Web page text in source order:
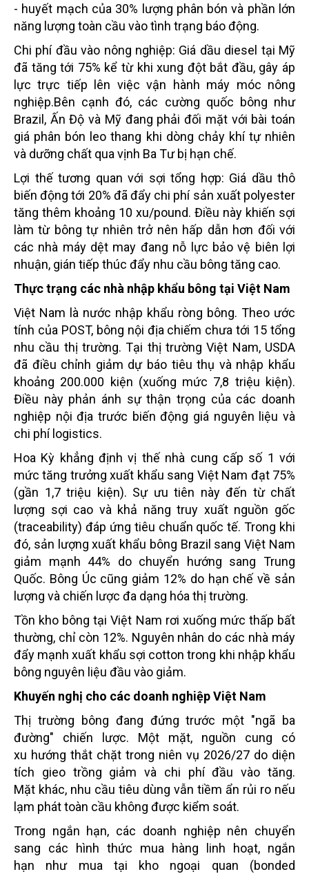
- huyết mạch của 30% lượng phân bón và phần lớn
năng lượng toàn cầu vào tình trạng báo động.
Chi phí đầu vào nông nghiệp: Giá dầu diesel tại Mỹ
đã tăng tới 75% kể từ khi xung đột bắt đầu, gây áp
lực trực tiếp lên việc vận hành máy móc nông
nghiệp.Bên cạnh đó, các cường quốc bông như
Brazil, Ấn Độ và Mỹ đang phải đối mặt với bài toán
giá phân bón leo thang khi dòng chảy khí tự nhiên
và dưỡng chất qua vịnh Ba Tư bị hạn chế.
Lợi thế tương quan với sợi tổng hợp: Giá dầu thô
biến động tới 20% đã đẩy chi phí sản xuất polyester
tăng thêm khoảng 10 xu/pound. Điều này khiến sợi
làm từ bông tự nhiên trở nên hấp dẫn hơn đối với
các nhà máy dệt may đang nỗ lực bảo vệ biên lợi
nhuận, gián tiếp thúc đẩy nhu cầu bông tăng cao.
Thực trạng các nhà nhập khẩu bông tại Việt Nam
Việt Nam là nước nhập khẩu ròng bông. Theo ước
tính của POST, bông nội địa chiếm chưa tới 15 tổng
nhu cầu thị trường. Tại thị trường Việt Nam, USDA
đã điều chỉnh giảm dự báo tiêu thụ và nhập khẩu
khoảng 200.000 kiện (xuống mức 7,8 triệu kiện).
Điều này phản ánh sự thận trọng của các doanh
nghiệp nội địa trước biến động giá nguyên liệu và
chi phí logistics.
Hoa Kỳ khẳng định vị thế nhà cung cấp số 1 với
mức tăng trưởng xuất khẩu sang Việt Nam đạt 75%
(gần 1,7 triệu kiện). Sự ưu tiên này đến từ chất
lượng sợi cao và khả năng truy xuất nguồn gốc
(traceability) đáp ứng tiêu chuẩn quốc tế. Trong khi
đó, sản lượng xuất khẩu bông Brazil sang Việt Nam
giảm mạnh 44% do chuyển hướng sang Trung
Quốc. Bông Úc cũng giảm 12% do hạn chế về sản
lượng và chiến lược đa dạng hóa thị trường.
Tồn kho bông tại Việt Nam rơi xuống mức thấp bất
thường, chỉ còn 12%. Nguyên nhân do các nhà máy
đẩy mạnh xuất khẩu sợi cotton trong khi nhập khẩu
bông nguyên liệu đầu vào giảm.
Khuyến nghị cho các doanh nghiệp Việt Nam
Thị trường bông đang đứng trước một "ngã ba
đường" chiến lược. Một mặt, nguồn cung có
xu hướng thắt chặt trong niên vụ 2026/27 do diện
tích gieo trồng giảm và chi phí đầu vào tăng.
Mặt khác, nhu cầu tiêu dùng vẫn tiềm ẩn rủi ro nếu
lạm phát toàn cầu không được kiểm soát.
Trong ngắn hạn, các doanh nghiệp nên chuyển
sang các hình thức mua hàng linh hoạt, ngắn
hạn như mua tại kho ngoại quan (bonded